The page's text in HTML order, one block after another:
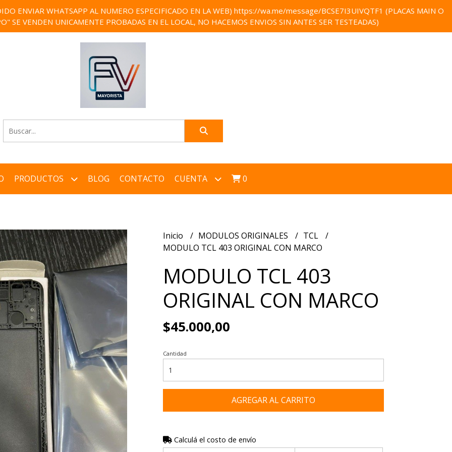
ENVIAR WHATSAPP AL NUMERO ESPECIFICADO EN LA WEB) https://wa.me/message/BCSE7I3UIVQTF1 (PLACAS MAIN O
SE VENDEN UNICAMENTE PROBADAS EN EL LOCAL, NO HACEMOS ENVIOS SIN ANTES SER TESTEADAS)
PRODUCTOS BLOG CONTACTO CUENTA 0
Inicio MODULOS ORIGINALES
TCL
MODULO TCL 403 ORIGINAL CON MARCO
MODULO TCL 403
ORIGINAL CON MARCO
$45.000,00
Cantidad
AGREGAR AL CARRITO
Calculá el costo de envío